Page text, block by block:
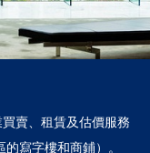
賣、租賃及估價服務
寫字樓和商鋪）。